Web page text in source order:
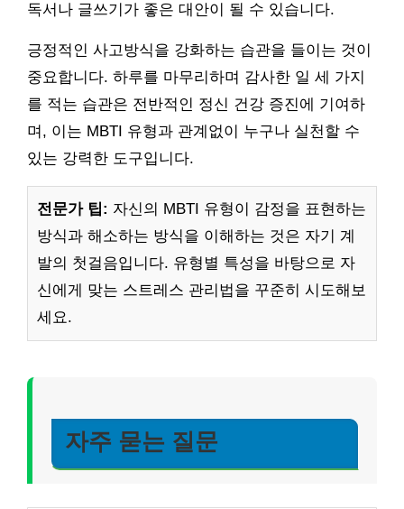
독서나 글쓰기가 좋은 대안이 될 수 있습니다.
긍정적인 사고방식을 강화하는 습관을 들이는 것이
중요합니다. 하루를 마무리하며 감사한 일 세 가지
를 적는 습관은 전반적인 정신 건강 증진에 기여하
며, 이는 MBTI 유형과 관계없이 누구나 실천할 수
있는 강력한 도구입니다.
전문가 팁: 자신의 MBTI 유형이 감정을 표현하는
방식과 해소하는 방식을 이해하는 것은 자기 계
발의 첫걸음입니다. 유형별 특성을 바탕으로 자
신에게 맞는 스트레스 관리법을 꾸준히 시도해보
세요.
자주 묻는 질문